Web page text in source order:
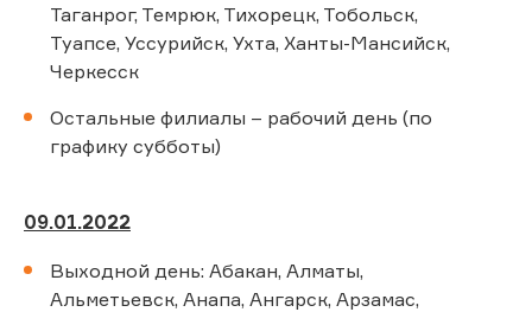
Таганрог, Темрюк, Тихорецк, Тобольск,
Туапсе, Уссурийск, Ухта, Ханты-Мансийск,
Черкесск
Остальные филиалы – рабочий день (по
графику субботы)
09.01.2022
Выходной день: Абакан, Алматы,
Альметьевск, Анапа, Ангарск, Арзамас,